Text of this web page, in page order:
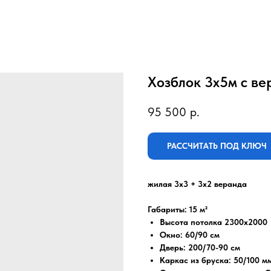
Хозблок 3х5м с
95 500 р.
РАССЧИТАТЬ ПОД КЛЮЧ
жилая 3х3 + 3х2 веранда
Габариты: 15 м²
Высота потолка 2300x2000
Окно: 60/90 см
Дверь: 200/70-90 см
Каркас из бруска: 50/100